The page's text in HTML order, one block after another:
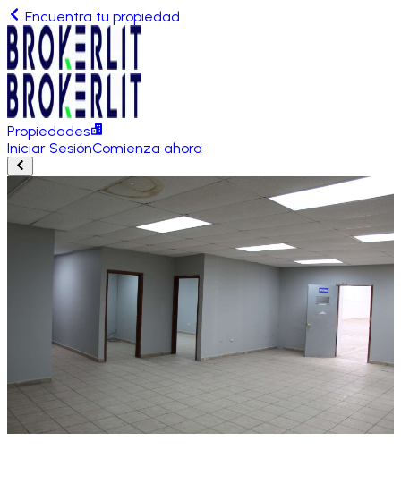
Encuentra tu propiedad
Propiedades
Iniciar SesiónComienza ahora